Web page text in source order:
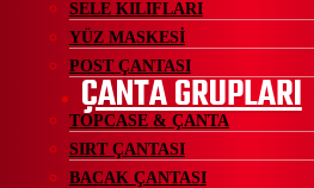
SELE KILIFLARI
YÜZ MASKESİ
POST ÇANTASI
ÇANTA GRUPLARI
TOPCASE & ÇANTA
SIRT ÇANTASI
BACAK ÇANTASI